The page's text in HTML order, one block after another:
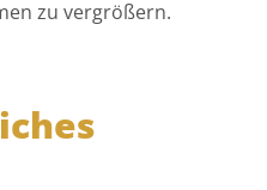
zu vergrößern.